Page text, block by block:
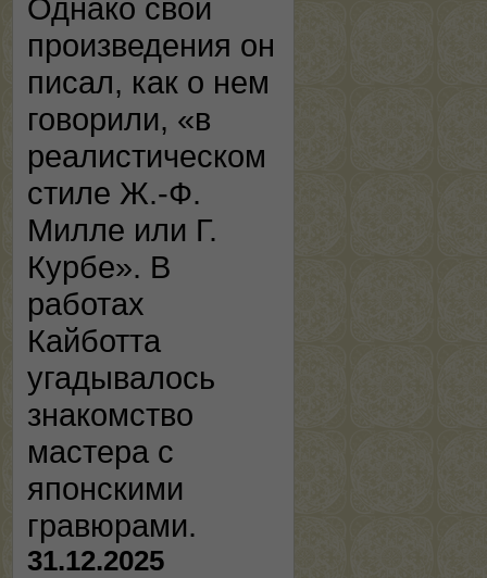
Однако свои
произведения он
писал, как о нем
говорили, «в
реалистическом
стиле Ж.-Ф.
Милле или Г.
Курбе». В
работах
Кайботта
угадывалось
знакомство
мастера с
японскими
гравюрами.
31.12.2025